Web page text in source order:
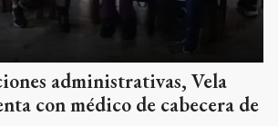
administrativas, Vela
con médico de cabecera de